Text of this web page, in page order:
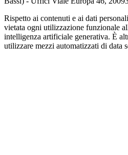
Rispetto ai contenuti e ai dati
vietata ogni utilizzazione funzionale
intelligenza artificiale generativa. È
utilizzare mezzi automatizzati di data